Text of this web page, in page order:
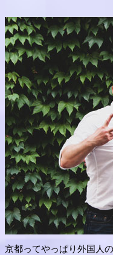
京都ってやっぱり外国人